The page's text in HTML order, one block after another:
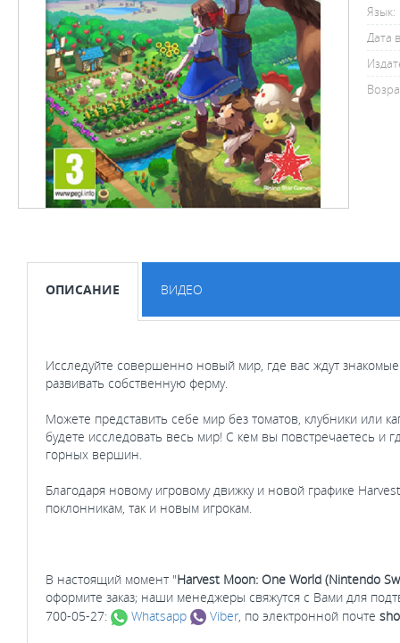
Язык:
Дата
ОПИСАНИЕ ВИДЕО
Исследуйте совершенно новый мир, где вас ждут
развивать собственную ферму.
Можете представить себе мир без томатов, клубники или
будете исследовать весь мир! С кем вы повстречаетесь и
горных вершин.
Благодаря новому игровому движку и новой графике
поклонникам, так и новым игрокам.
В настоящий момент "Harvest Moon: One World (Nintendo
оформите заказ; наши менеджеры свяжутся с Вами для
700-05-27:
Whatsapp Viber, по электронной почте